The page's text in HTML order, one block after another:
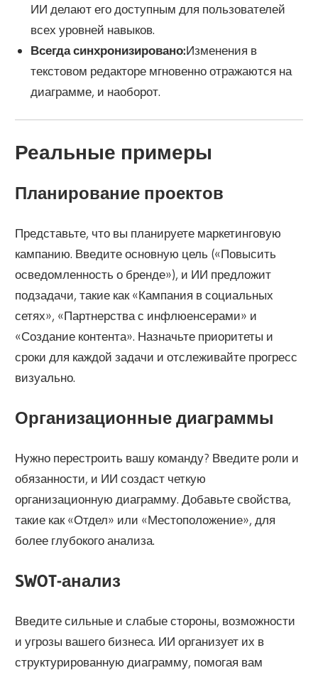
ИИ делают его доступным для пользователей
всех уровней навыков.
Всегда синхронизировано:Изменения в
текстовом редакторе мгновенно отражаются на
диаграмме, и наоборот.
Реальные примеры
Планирование проектов
Представьте, что вы планируете маркетинговую
кампанию. Введите основную цель («Повысить
осведомленность о бренде»), и ИИ предложит
подзадачи, такие как «Кампания в социальных
сетях», «Партнерства с инфлюенсерами» и
«Создание контента». Назначьте приоритеты и
сроки для каждой задачи и отслеживайте прогресс
визуально.
Организационные диаграммы
Нужно перестроить вашу команду? Введите роли и
обязанности, и ИИ создаст четкую
организационную диаграмму. Добавьте свойства,
такие как «Отдел» или «Местоположение», для
более глубокого анализа.
SWOT-анализ
Введите сильные и слабые стороны, возможности
и угрозы вашего бизнеса. ИИ организует их в
структурированную диаграмму, помогая вам